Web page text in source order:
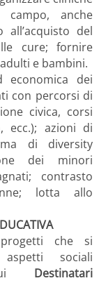
anche
del
cure; fornire
e bambini.
economica dei
con percorsi di
civica, corsi
ecc.); azioni di
di diversity
dei minori
contrasto
lotta allo
che si
sociali
Destinatari